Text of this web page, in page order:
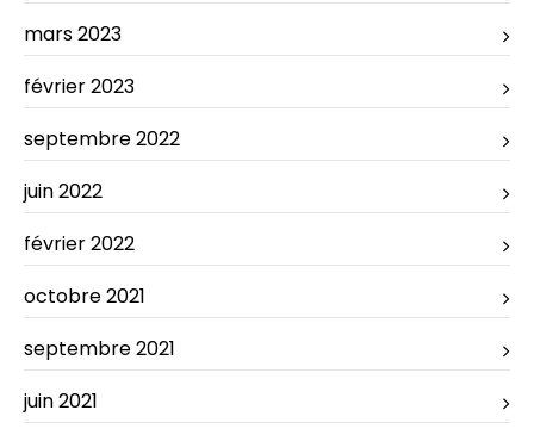
mars 2023
février 2023
septembre 2022
juin 2022
février 2022
octobre 2021
septembre 2021
juin 2021